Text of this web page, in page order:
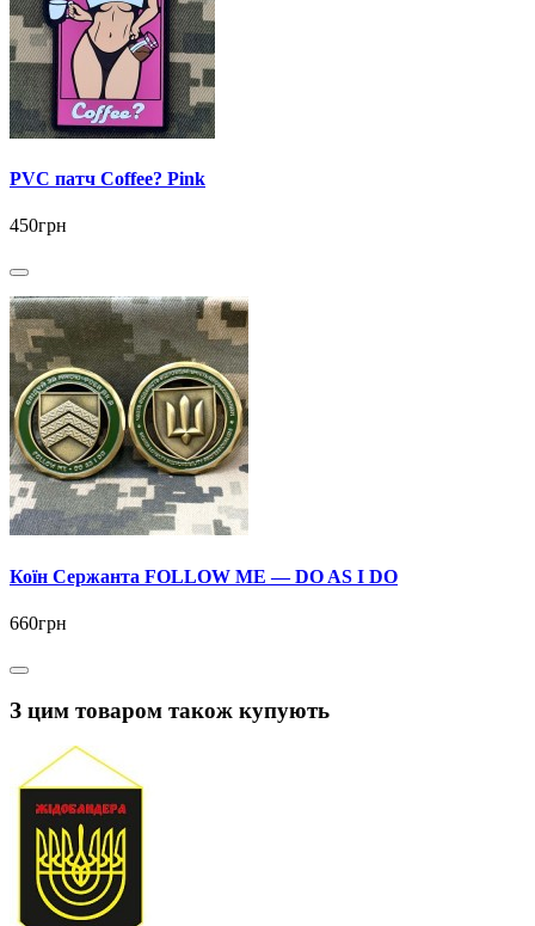
PVC патч Coffee? Pink
450грн
Коїн Сержанта FOLLOW ME — DO AS I DO
660грн
З цим товаром також купують